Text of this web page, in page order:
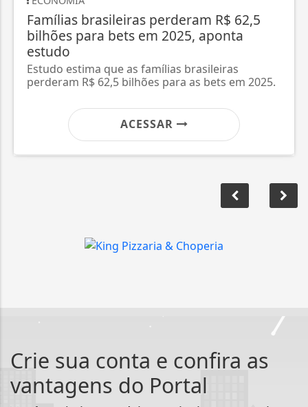
Famílias brasileiras perderam R$ 62,5
bilhões para bets em 2025, aponta
estudo
Estudo estima que as famílias brasileiras
perderam R$ 62,5 bilhões para as bets em 2025.
ACESSAR
Crie sua conta e confira as
vantagens do Portal